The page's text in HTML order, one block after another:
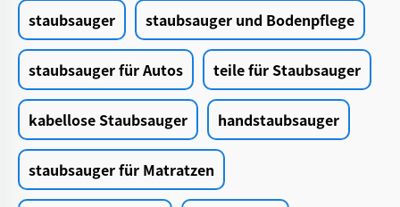
staubsauger staubsauger und Bodenpflege
staubsauger für Autos teile für Staubsauger
kabellose Staubsauger handstaubsauger
staubsauger für Matratzen